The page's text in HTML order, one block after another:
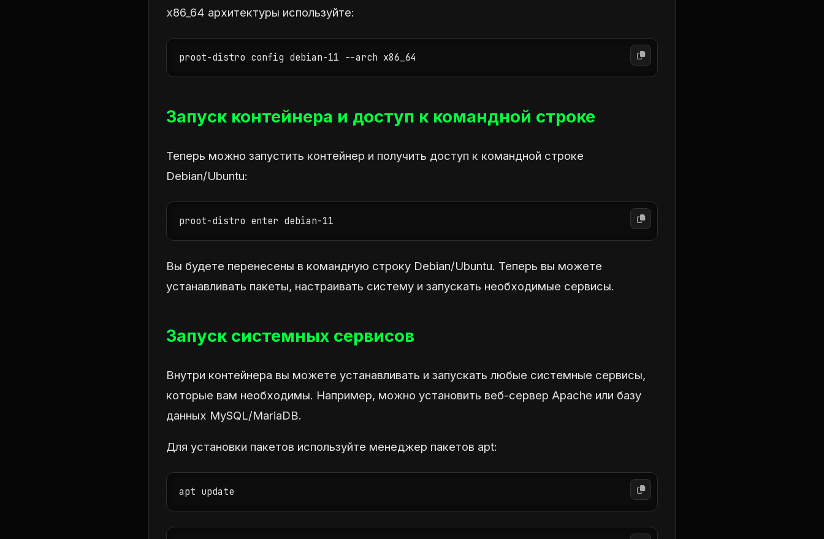
x86_64 архитектуры используйте:
proot-distro config debian-11 --arch x86_64
Запуск контейнера и доступ к командной строке
Теперь можно запустить контейнер и получить доступ к командной строке
Debian/Ubuntu:
proot-distro enter debian-11
Вы будете перенесены в командную строку Debian/Ubuntu. Теперь вы можете
устанавливать пакеты, настраивать систему и запускать необходимые сервисы.
Запуск системных сервисов
Внутри контейнера вы можете устанавливать и запускать любые системные сервисы,
которые вам необходимы. Например, можно установить веб-сервер Apache или базу
данных MySQL/MariaDB.
Для установки пакетов используйте менеджер пакетов apt:
apt update